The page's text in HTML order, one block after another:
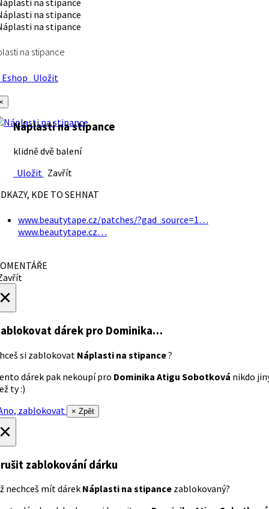
na stipance
Uložit
Náplasti na stipance
klidně dvě balení
Uložit Zavřít
KDE TO SEHNAT
www.beautytape.cz/patches/?gad_source=1…
www.beautytape.cz…
dárek pro Dominika…
si zablokovat Náplasti na stipance?
dárek pak nekoupí pro Dominika Atigu Sobotková nikdo
ty :)
zablokovat
× Zpět
zablokování dárku
nechceš mít dárek Náplasti na stipance zablokovaný?